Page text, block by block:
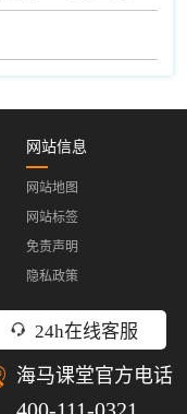
24h在线客服
海马课堂官方电话
网站信息
网站地图
网站标签
免责声明
隐私政策